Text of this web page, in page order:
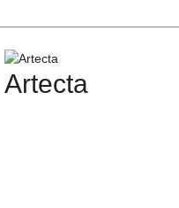
Artecta